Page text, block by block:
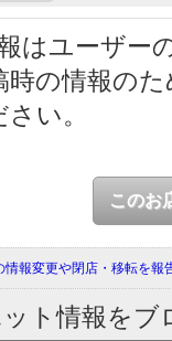
はユーザー
時の情報の
い。
このお
情報変更や閉店・移転を報
ト情報をブ